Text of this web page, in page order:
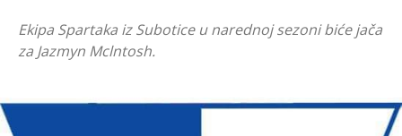
Ekipa Spartaka iz Subotice u narednoj sezoni biće jača
za Jazmyn Mclntosh.